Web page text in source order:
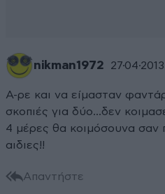
nikman1972
Α-ρε και να είμασταν
σκοπιές για δύο...δεν
4 μέρες θα κοιμόσουνα σαν
αιδιες!!
Απαντήστε